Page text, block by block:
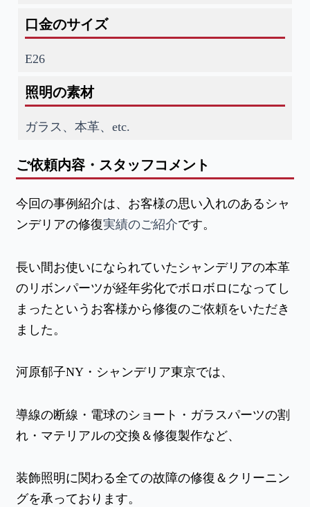
口金のサイズ
E26
照明の素材
ガラス、本革、etc.
ご依頼内容・スタッフコメント
今回の事例紹介は、お客様の思い入れのあるシャ
ンデリアの修復実績のご紹介です。
長い間お使いになられていたシャンデリアの本革
のリボンパーツが経年劣化でボロボロになってし
まったというお客様から修復のご依頼をいただき
ました。
河原郁子NY・シャンデリア東京では、
導線の断線・電球のショート・ガラスパーツの割
れ・マテリアルの交換＆修復製作など、
装飾照明に関わる全ての故障の修復＆クリーニン
グを承っております。